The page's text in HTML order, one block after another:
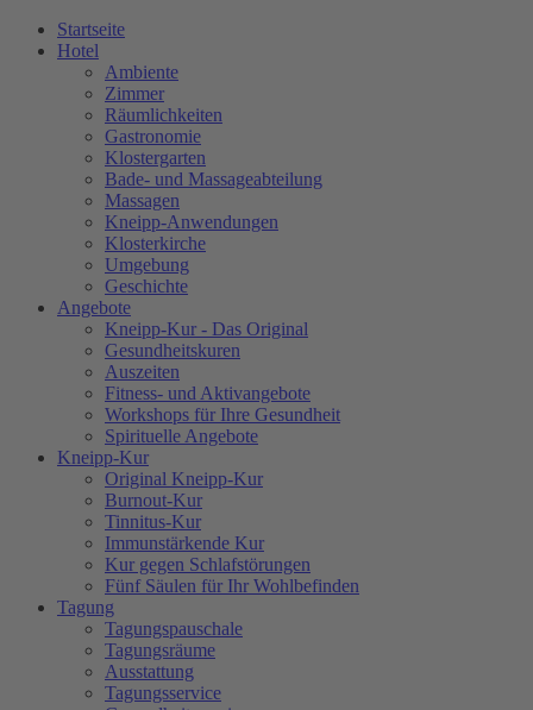
Startseite
Hotel
Ambiente
Zimmer
Räumlichkeiten
Gastronomie
Klostergarten
Bade- und Massageabteilung
Massagen
Kneipp-Anwendungen
Klosterkirche
Umgebung
Geschichte
Angebote
Kneipp-Kur - Das Original
Gesundheitskuren
Auszeiten
Fitness- und Aktivangebote
Workshops für Ihre Gesundheit
Spirituelle Angebote
Kneipp-Kur
Original Kneipp-Kur
Burnout-Kur
Tinnitus-Kur
Immunstärkende Kur
Kur gegen Schlafstörungen
Fünf Säulen für Ihr Wohlbefinden
Tagung
Tagungspauschale
Tagungsräume
Ausstattung
Tagungsservice